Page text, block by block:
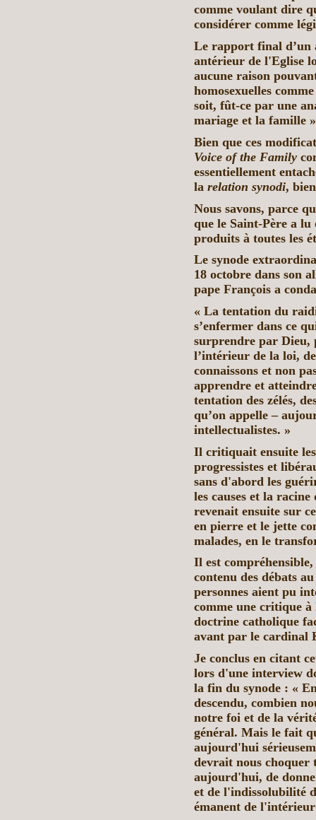
comme voulant dire
considérer comme
Le rapport final d’un
antérieur de l'Eglise
aucune raison
homosexuelles
soit, fût-ce par une
mariage et la famille
Bien que ces
Voice of the Family
essentiellement
la relation synodi,
Nous savons, parce
que le Saint-Père a lu
produits à toutes les
Le synode
18 octobre dans son
pape François a
« La tentation du
s’enfermer dans ce
surprendre par Dieu,
l’intérieur de la loi,
connaissons et non
apprendre et
tentation des zélés,
qu’on appelle –
intellectualistes. »
Il critiquait ensuite
progressistes et
sans d'abord les
les causes et la
revenait ensuite sur
en pierre et le jette
malades, en le
Il est
contenu des débats
personnes aient pu
comme une critique
doctrine catholique
avant par le cardinal
Je conclus en citant
lors d'une interview
la fin du synode : «
descendu, combien
notre foi et de la
général. Mais le fait
aujourd'hui
devrait nous choquer
aujourd'hui, de
et de l'indissolubilité
émanent de